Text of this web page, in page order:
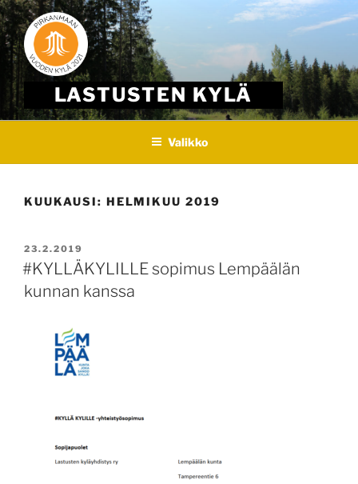
Skip
to
content
LASTUSTEN KYLÄ
Valikko
KUUKAUSI: HELMIKUU 2019
JULKAISTU
23.2.2019
#KYLLÄKYLILLE sopimus Lempäälän
kunnan kanssa